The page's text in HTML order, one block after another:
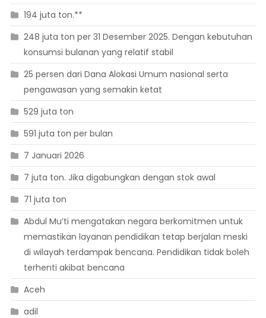
194 juta ton.**
248 juta ton per 31 Desember 2025. Dengan kebutuhan
konsumsi bulanan yang relatif stabil
25 persen dari Dana Alokasi Umum nasional serta
pengawasan yang semakin ketat
529 juta ton
591 juta ton per bulan
7 Januari 2026
7 juta ton. Jika digabungkan dengan stok awal
71 juta ton
Abdul Mu’ti mengatakan negara berkomitmen untuk
memastikan layanan pendidikan tetap berjalan meski
di wilayah terdampak bencana. Pendidikan tidak boleh
terhenti akibat bencana
Aceh
adil